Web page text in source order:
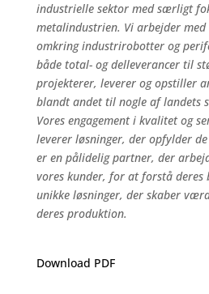
industrielle sektor med særligt
metalindustrien. Vi arbejder
omkring industrirobotter og
både total- og delleverancer til
projekterer, leverer og opstiller
blandt andet til nogle af landets
Vores engagement i kvalitet og
leverer løsninger, der opfylder
er en pålidelig partner, der
vores kunder, for at forstå deres
unikke løsninger, der skaber
deres produktion.
Download PDF